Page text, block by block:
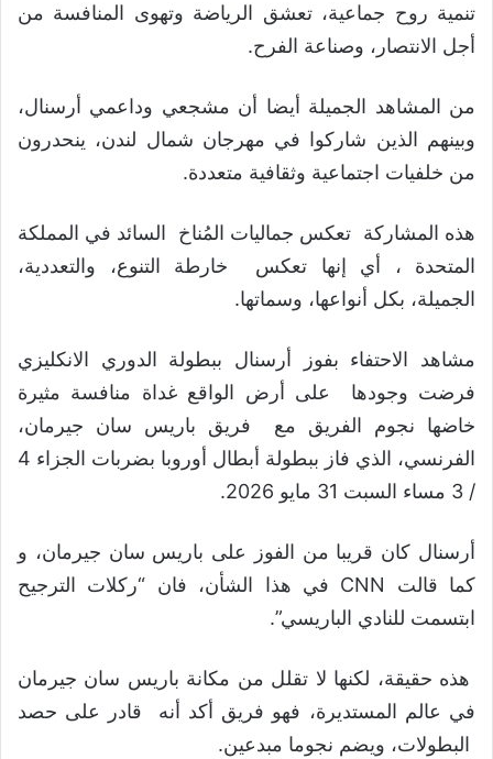
تنمية روح جماعية، تعشق الرياضة وتهوى المنافسة من
أجل الانتصار، وصناعة الفرح.
من المشاهد الجميلة أيضا أن مشجعي وداعمي أرسنال،
وبينهم الذين شاركوا في مهرجان شمال لندن، ينحدرون
من خلفيات اجتماعية وثقافية متعددة.
هذه المشاركة تعكس جماليات المُناخ السائد في المملكة
المتحدة ، أي إنها تعكس خارطة التنوع، والتعددية،
الجميلة، بكل أنواعها، وسماتها.
مشاهد الاحتفاء بفوز أرسنال ببطولة الدوري الانكليزي
فرضت وجودها على أرض الواقع غداة منافسة مثيرة
خاضها نجوم الفريق مع فريق باريس سان جيرمان،
الفرنسي، الذي فاز ببطولة أبطال أوروبا بضربات الجزاء 4
/ 3 مساء السبت 31 مايو 2026.
أرسنال كان قريبا من الفوز على باريس سان جيرمان، و
كما قالت CNN في هذا الشأن، فان “ركلات الترجيح
ابتسمت للنادي الباريسي”.
هذه حقيقة، لكنها لا تقلل من مكانة باريس سان جيرمان
في عالم المستديرة، فهو فريق أكد أنه قادر على حصد
البطولات، ويضم نجوما مبدعين.